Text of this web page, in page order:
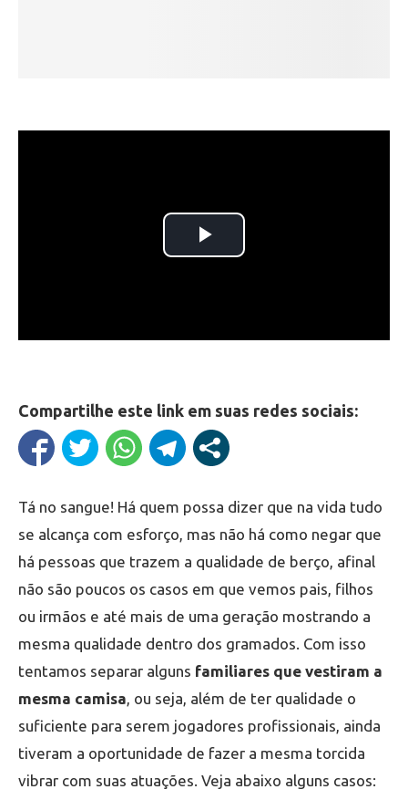
Compartilhe este link em suas redes sociais:
Tá no sangue! Há quem possa dizer que na vida tudo
se alcança com esforço, mas não há como negar que
há pessoas que trazem a qualidade de berço, afinal
não são poucos os casos em que vemos pais, filhos
ou irmãos e até mais de uma geração mostrando a
mesma qualidade dentro dos gramados. Com isso
tentamos separar alguns familiares que vestiram a
mesma camisa , ou seja, além de ter qualidade o
suficiente para serem jogadores profissionais, ainda
tiveram a oportunidade de fazer a mesma torcida
vibrar com suas atuações. Veja abaixo alguns casos: